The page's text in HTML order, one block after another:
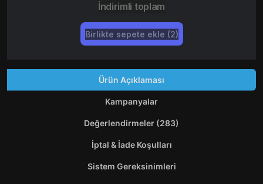
İndirimli toplam
Birlikte sepete ekle (2)
Ürün Açıklaması
Kampanyalar
Değerlendirmeler (283)
İptal & İade Koşulları
Sistem Gereksinimleri